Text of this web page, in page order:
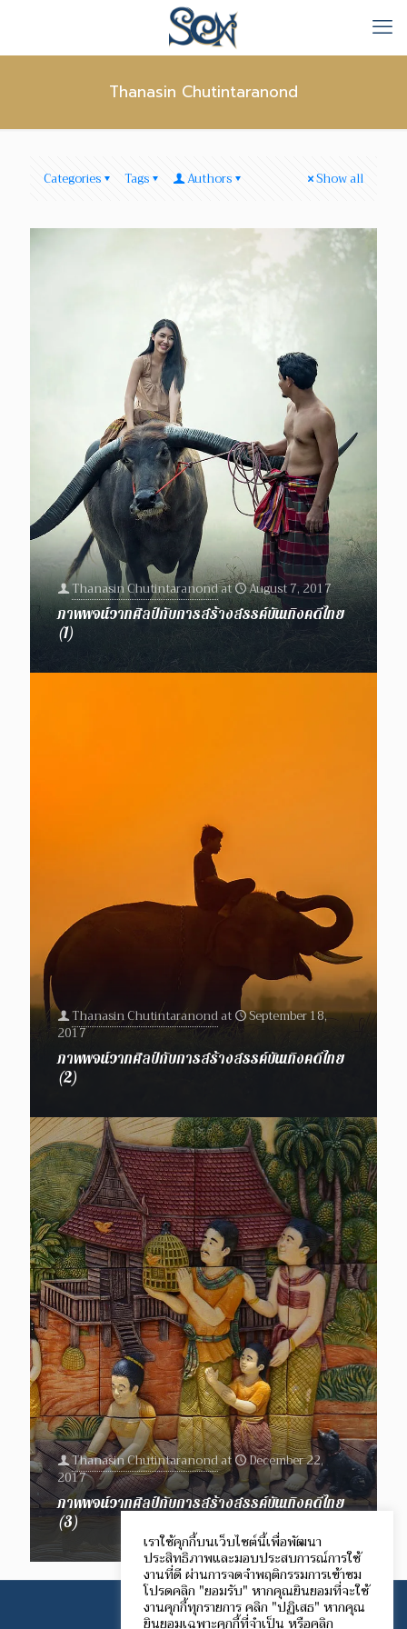
Thanasin Chutintaranond
Categories Tags Authors Show all
Thanasin Chutintaranondat
August 7, 2017
ภาพพจน์วาทศิลป์กับการสร้างสรรค์บันเทิงคดีไทย
(1)
Thanasin Chutintaranondat
September 18,
2017
ภาพพจน์วาทศิลป์กับการสร้างสรรค์บันเทิงคดีไทย
(2)
Thanasin Chutintaranondat
December 22,
2017
ภาพพจน์วาทศิลป์กับการสร้างสรรค์บันเทิงคดีไทย
(3)
เราใช้คุกกี้บนเว็บไซต์นี้เพื่อพัฒนา
ประสิทธิภาพและมอบประสบการณ์การใช้
งานที่ดี ผ่านการจดจำพฤติกรรมการเข้าชม
โปรดคลิก "ยอมรับ" หากคุณยินยอมที่จะใช้
งานคุกกี้ทุกรายการ คลิก "ปฏิเสธ" หากคุณ
ยินยอมเฉพาะคุกกี้ที่จำเป็น หรือคลิก